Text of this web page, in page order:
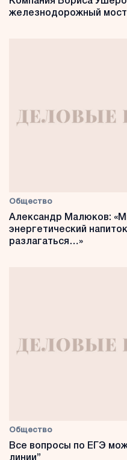
железнодорожный мост
Общество
Александр Малюков:
энергетический
разлагаться…»
Общество
Все вопросы по ЕГЭ
линии”